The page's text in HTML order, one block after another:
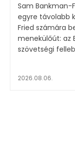
Sam Bankman-
egyre távolabb kerül a
Fried számára
menekülőút: az
szövetségi
2026.08.06.